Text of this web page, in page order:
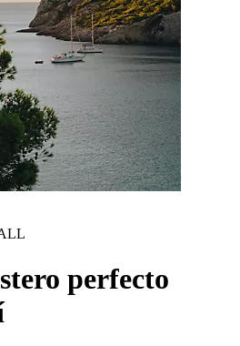
perfecto